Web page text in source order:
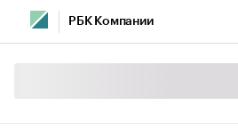
РБК Компании